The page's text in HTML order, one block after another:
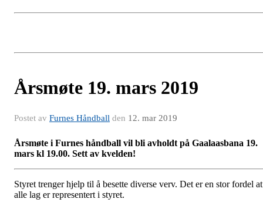
Årsmøte 19. mars 2019
Postet av Furnes Håndball den 12. mar 2019
Årsmøte i Furnes håndball vil bli avholdt på Gaalaasbana 19.
mars kl 19.00. Sett av kvelden!
Styret trenger hjelp til å besette diverse verv. Det er en stor fordel at
alle lag er representert i styret.